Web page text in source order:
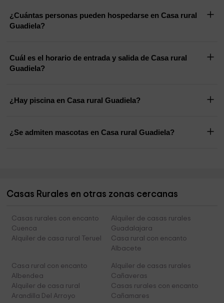
¿Cuántas personas pueden hospedarse en Casa rural
Guadiela?
Cuál es el horario de entrada y salida de Casa rural
Guadiela?
¿Hay piscina en Casa rural Guadiela?
¿Se admiten mascotas en Casa rural Guadiela?
Casas Rurales en otras zonas cercanas
Casas rurales con encanto
Cuenca
Alquiler de casas rurales
Guadalajara
Alquiler de casa rural Teruel
Casa rural con encanto
Albacete
Casa rural con encanto
Albendea
Alquiler de casas rurales
Cañaveras
Alquiler de casa rural
Arandilla Del Arroyo
Casas rurales con encanto
Cañamares